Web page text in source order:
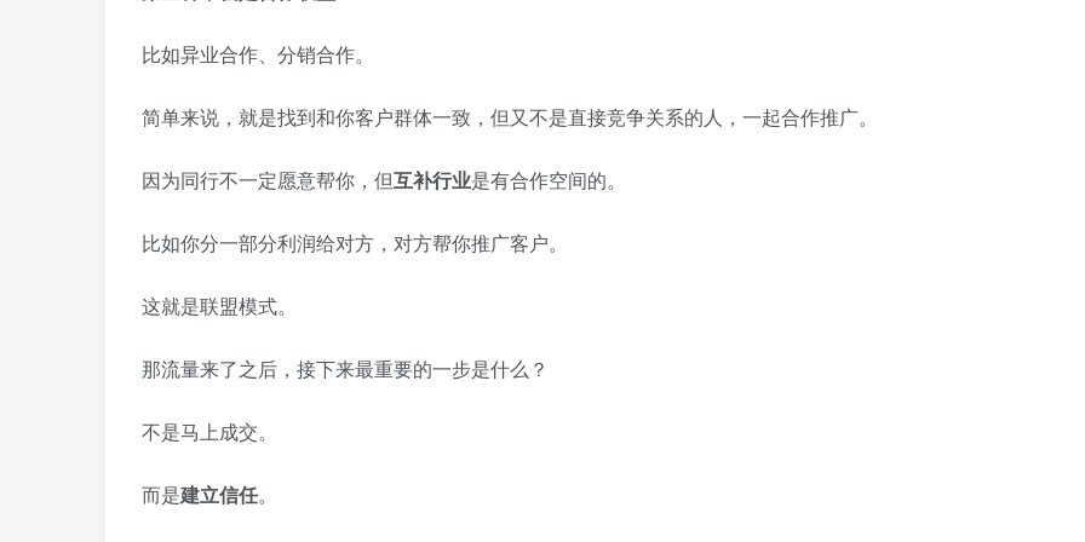
比如异业合作、分销合作。
简单来说，就是找到和你客户群体一致，但又不是直接竞争关系的人，一起合作推广。
因为同行不一定愿意帮你，但互补行业是有合作空间的。
比如你分一部分利润给对方，对方帮你推广客户。
这就是联盟模式。
那流量来了之后，接下来最重要的一步是什么？
不是马上成交。
而是建立信任。